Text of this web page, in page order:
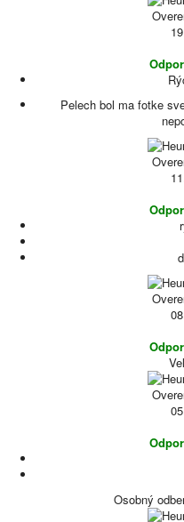
Pelech bol ma fotke
Osobný